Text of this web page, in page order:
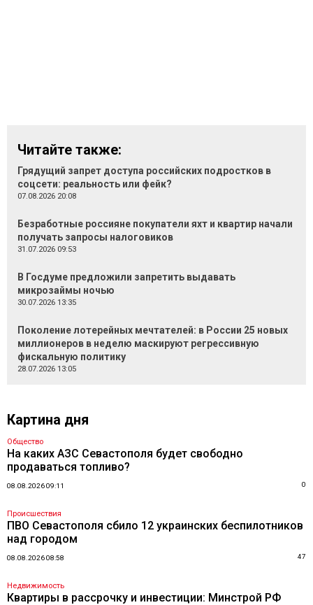
Читайте также:
Грядущий запрет доступа российских подростков в
соцсети: реальность или фейк?
07.08.2026 20:08
Безработные россияне покупатели яхт и квартир начали
получать запросы налоговиков
31.07.2026 09:53
В Госдуме предложили запретить выдавать
микрозаймы ночью
30.07.2026 13:35
Поколение лотерейных мечтателей: в России 25 новых
миллионеров в неделю маскируют регрессивную
фискальную политику
28.07.2026 13:05
Картина дня
Общество
На каких АЗС Севастополя будет свободно
продаваться топливо?
08.08.2026 09:11 0
Происшествия
ПВО Севастополя сбило 12 украинских беспилотников
над городом
08.08.2026 08:58 47
Недвижимость
Квартиры в рассрочку и инвестиции: Минстрой РФ